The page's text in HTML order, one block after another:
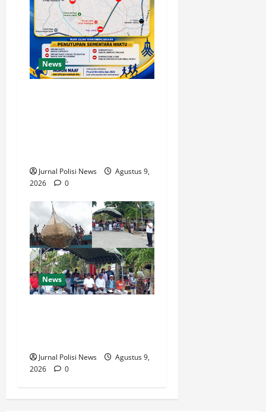
News
Jurnal Polisi News
Agustus 9,
2026
0
News
Jurnal Polisi News
Agustus 9,
2026
0